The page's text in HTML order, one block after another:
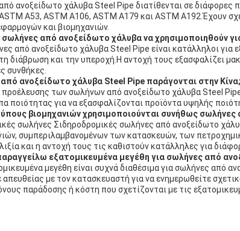
ανοξείδωτο χάλυβα Steel Pipe διατίθενται σε
A53, ASTM A106, ASTM A179 και ASTM A192.Έχουν
και βιομηχανιών.
σωλήνες από ανοξείδωτο χάλυβα να χρησιμοποιηθούν
από ανοξείδωτο χάλυβα Steel Pipe είναι κατάλληλοι για
διάβρωση και την υπεροχή.Η αντοχή τους εξασφαλίζει
συνθήκες.
από ανοξείδωτο χάλυβα Steel Pipe παράγονται στην Κίνα;
προέλευσης των σωλήνων από ανοξείδωτο χάλυβα Steel
ποιότητας για να εξασφαλίζονται προϊόντα υψηλής
βιομηχανιών χρησιμοποιούνται συνήθως
σωλήνες Σιδηροδρομικές σωλήνες από ανοξείδωτο
συμπεριλαμβανομένων των κατασκευών, των
και η αντοχή τους τις καθιστούν κατάλληλες για
εξατομικευμένα μεγέθη για σωλήνες από
μεγέθη είναι συχνά διαθέσιμα για σωλήνες από
με τον κατασκευαστή για να ενημερωθείτε
παράδοσης ή κόστη που σχετίζονται με τις